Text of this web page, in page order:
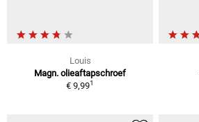
Louis
Magn. olieaftapschroef
€ 9,991